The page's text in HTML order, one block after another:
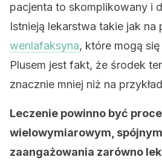
pacjenta to skomplikowany i
Istnieją lekarstwa takie jak na
wenlafaksyna, które mogą
Plusem jest fakt, że środek
znacznie mniej niż na
Leczenie powinno być
wielowymiarowym,
zaangażowania zarówno